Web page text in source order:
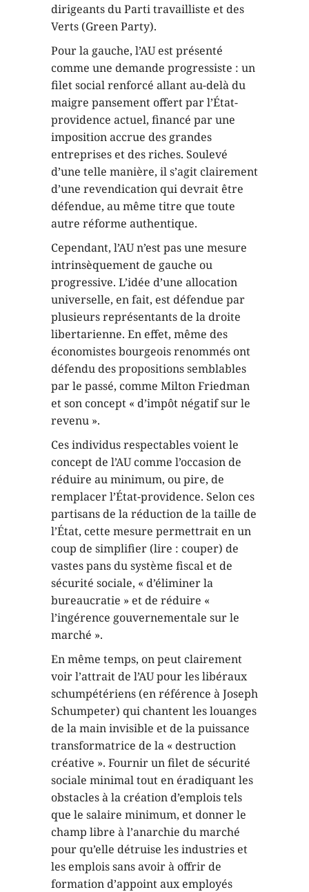
dirigeants du Parti travailliste et des
Verts (Green Party).
Pour la gauche, l’AU est présenté
comme une demande progressiste : un
filet social renforcé allant au-delà du
maigre pansement offert par l’État-
providence actuel, financé par une
imposition accrue des grandes
entreprises et des riches. Soulevé
d’une telle manière, il s’agit clairement
d’une revendication qui devrait être
défendue, au même titre que toute
autre réforme authentique.
Cependant, l’AU n’est pas une mesure
intrinsèquement de gauche ou
progressive. L’idée d’une allocation
universelle, en fait, est défendue par
plusieurs représentants de la droite
libertarienne. En effet, même des
économistes bourgeois renommés ont
défendu des propositions semblables
par le passé, comme Milton Friedman
et son concept « d’impôt négatif sur le
revenu ».
Ces individus respectables voient le
concept de l’AU comme l’occasion de
réduire au minimum, ou pire, de
remplacer l’État-providence. Selon ces
partisans de la réduction de la taille de
l’État, cette mesure permettrait en un
coup de simplifier (lire : couper) de
vastes pans du système fiscal et de
sécurité sociale, « d’éliminer la
bureaucratie » et de réduire «
l’ingérence gouvernementale sur le
marché ».
En même temps, on peut clairement
voir l’attrait de l’AU pour les libéraux
schumpétériens (en référence à Joseph
Schumpeter) qui chantent les louanges
de la main invisible et de la puissance
transformatrice de la « destruction
créative ». Fournir un filet de sécurité
sociale minimal tout en éradiquant les
obstacles à la création d’emplois tels
que le salaire minimum, et donner le
champ libre à l’anarchie du marché
pour qu’elle détruise les industries et
les emplois sans avoir à offrir de
formation d’appoint aux employés